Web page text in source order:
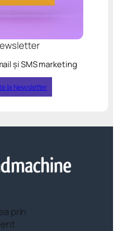
și SMS marketing
la Newsletter
prin